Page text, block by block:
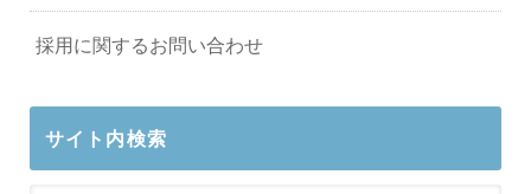
採用に関するお問い合わせ
サイト内検索